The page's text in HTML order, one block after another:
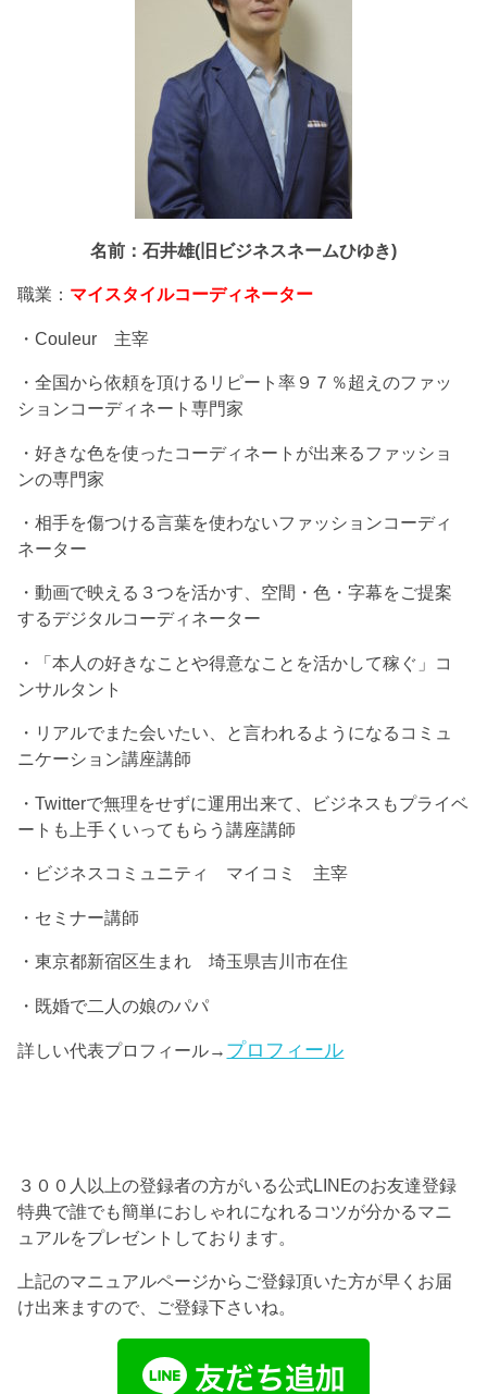
名前：石井雄(旧ビジネスネームひゆき)
職業： マイスタイルコーディネーター
・Couleur 主宰
・全国から依頼を頂けるリピート率９７％超えのファッ
ションコーディネート専門家
・好きな色を使ったコーディネートが出来るファッショ
ンの専門家
・相手を傷つける言葉を使わないファッションコーディ
ネーター
・動画で映える３つを活かす、空間・色・字幕をご提案
するデジタルコーディネーター
・「本人の好きなことや得意なことを活かして稼ぐ」コ
ンサルタント
・リアルでまた会いたい、と言われるようになるコミュ
ニケーション講座講師
・Twitterで無理をせずに運用出来て、ビジネスもプライベ
ートも上手くいってもらう講座講師
・ビジネスコミュニティ マイコミ 主宰
・セミナー講師
・東京都新宿区生まれ 埼玉県吉川市在住
・既婚で二人の娘のパパ
詳しい代表プロフィール→ プロフィール
３００人以上の登録者の方がいる公式LINEのお友達登録
特典で誰でも簡単におしゃれになれるコツが分かるマニ
ュアルをプレゼントしております。
上記のマニュアルページからご登録頂いた方が早くお届
け出来ますので、ご登録下さいね。